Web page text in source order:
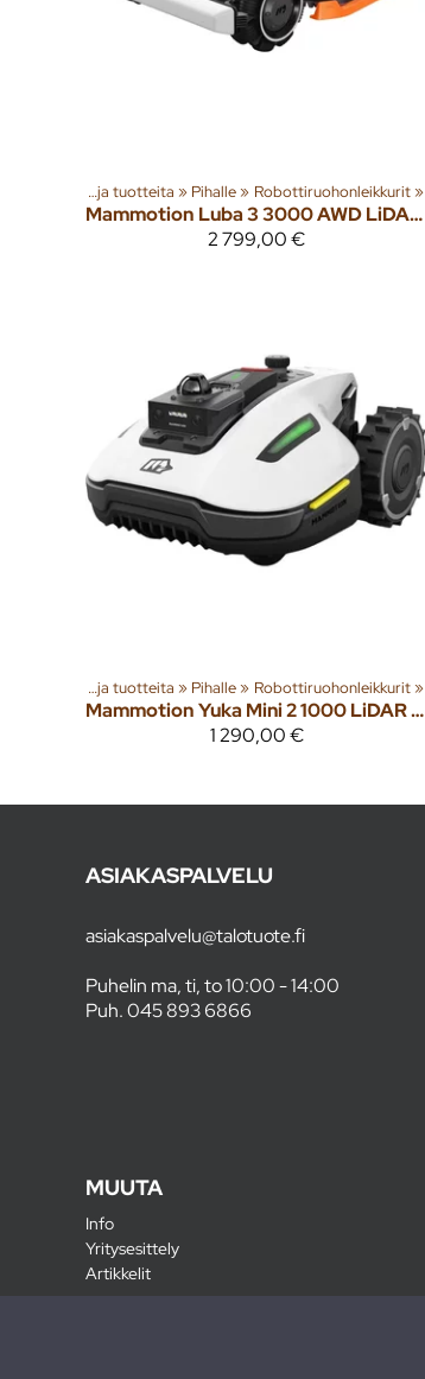
Tuoteryhmiä ja tuotteita ‪» Pihalle‪» Robottiruohonleikkurit‪»
Mammotion
Luba 3 3000 AWD LiDAR & RTK robottiruohonleikkuri
2 799,00 €
Tuoteryhmiä ja tuotteita ‪» Pihalle‪» Robottiruohonleikkurit‪»
Mammotion
Yuka Mini 2 1000 LiDAR & vision robottiruohonleikkuri
1 290,00 €
ASIAKASPALVELU
asiakaspalvelu@talotuote.fi
Puhelin ma, ti, to 10:00 - 14:00
Puh.045 893 6866
MUUTA
Info
Yritysesittely
Artikkelit